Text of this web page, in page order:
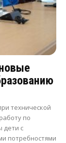
технической
по
дети с
потребностями